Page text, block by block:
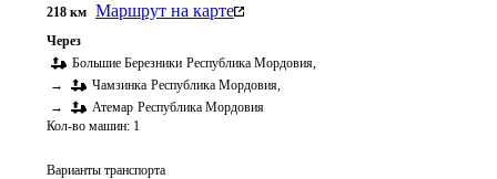
218 км Маршрут на карте
Через
Большие Березники Республика Мордовия,
→
Чамзинка Республика Мордовия,
→
Атемар Республика Мордовия
Кол-во машин: 1
Варианты транспорта